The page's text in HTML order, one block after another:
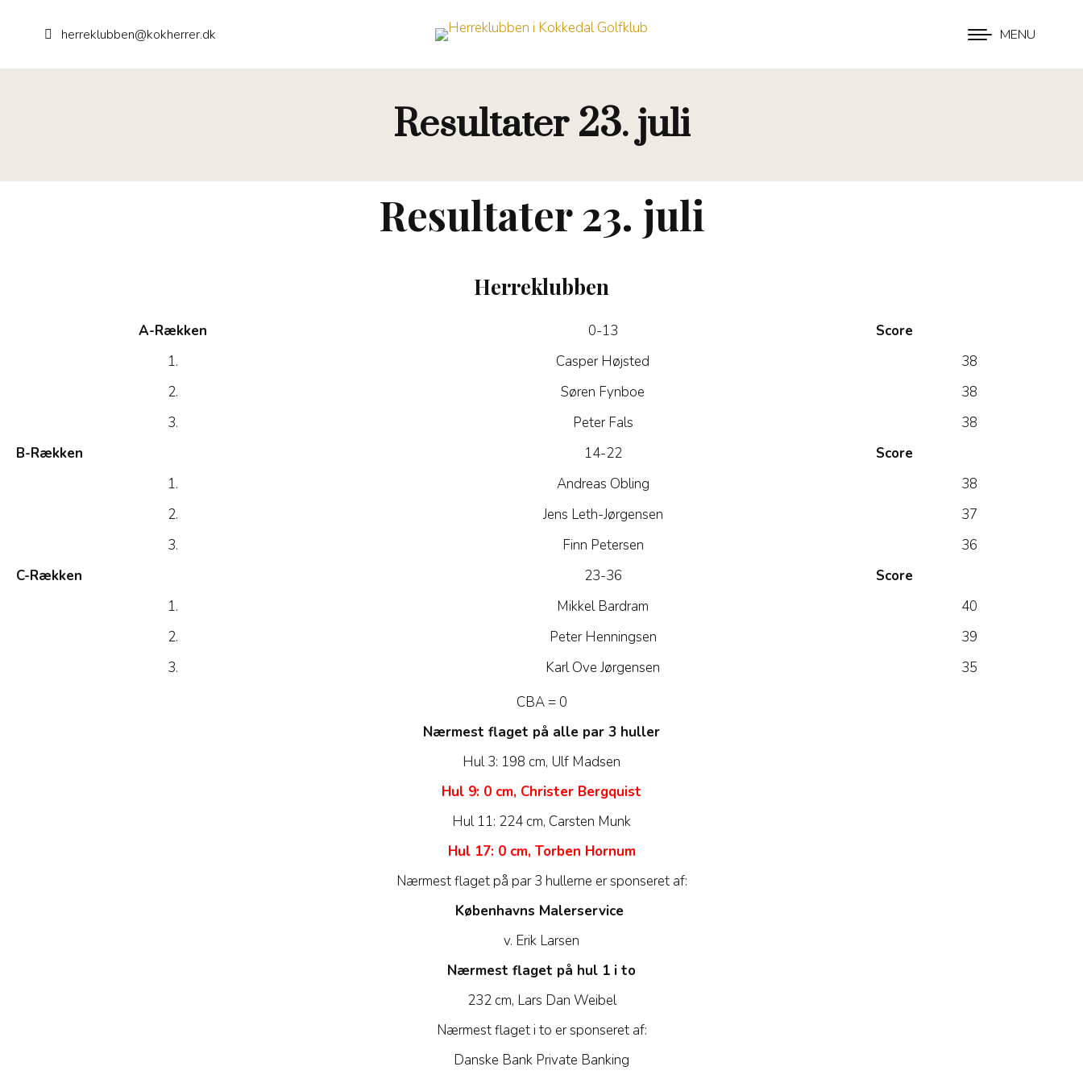
MENU
herreklubben@kokherrer.dk
Resultater 23. juli
Resultater 23. juli
Herreklubben
A-Rækken 0-13
Score
1.
Casper Højsted
38
2.
Søren Fynboe
38
3.
Peter Fals
38
B-Rækken
14-22
Score
1.
Andreas Obling
38
2.
Jens Leth-Jørgensen
37
3.
Finn Petersen
36
C-Rækken
23-36
Score
1.
Mikkel Bardram
40
2.
Peter Henningsen
39
3.
Karl Ove Jørgensen
35
CBA = 0
Nærmest flaget på alle par 3 huller
Hul 3: 198 cm, Ulf Madsen
Hul 9: 0 cm, Christer Bergquist
Hul 11: 224 cm, Carsten Munk
Hul 17: 0 cm, Torben Hornum
Nærmest flaget på par 3 hullerne er sponseret af:
Københavns Malerservice
v. Erik Larsen
Nærmest flaget på hul 1 i to
232 cm, Lars Dan Weibel
Nærmest flaget i to er sponseret af:
Danske Bank Private Banking